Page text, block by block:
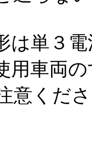
は単３
用車両
意くだ